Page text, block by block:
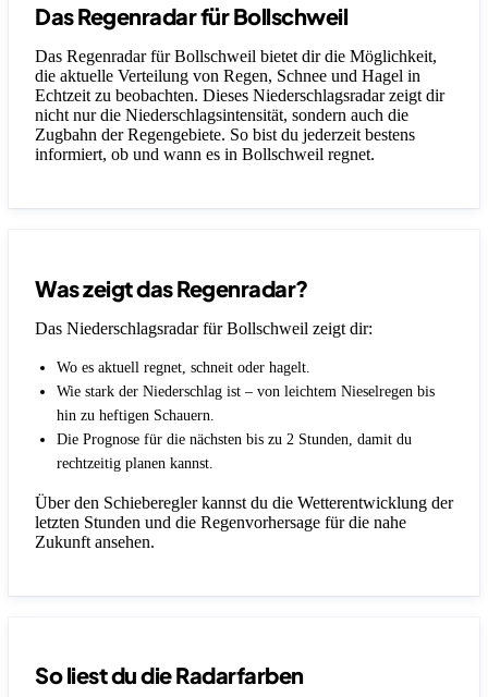
Das Regenradar für Bollschweil
Das Regenradar für Bollschweil bietet dir die Möglichkeit,
die aktuelle Verteilung von Regen, Schnee und Hagel in
Echtzeit zu beobachten. Dieses Niederschlagsradar zeigt dir
nicht nur die Niederschlagsintensität, sondern auch die
Zugbahn der Regengebiete. So bist du jederzeit bestens
informiert, ob und wann es in Bollschweil regnet.
Was zeigt das Regenradar?
Das Niederschlagsradar für Bollschweil zeigt dir:
Wo es aktuell regnet, schneit oder hagelt.
Wie stark der Niederschlag ist – von leichtem Nieselregen bis
hin zu heftigen Schauern.
Die Prognose für die nächsten bis zu 2 Stunden, damit du
rechtzeitig planen kannst.
Über den Schieberegler kannst du die Wetterentwicklung der
letzten Stunden und die Regenvorhersage für die nahe
Zukunft ansehen.
So liest du die Radarfarben